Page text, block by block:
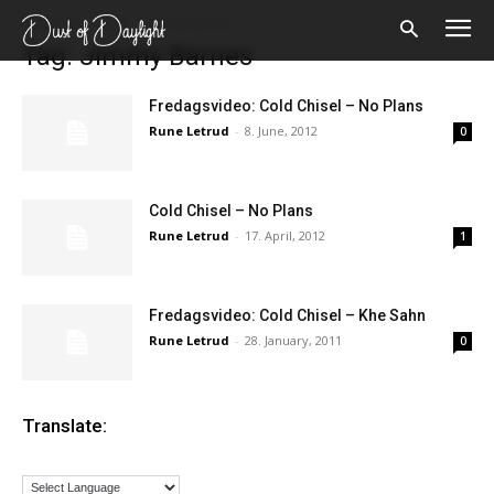
Ønsker du omtale på Dust of Daylight?
Les bloggen.
sjekk om din musikk ligger i noen av kategoriene vi fokuserer
Forsiden Tags Jimmy Barnes
Tag: Jimmy Barnes
Fredagsvideo: Cold Chisel – No Plans
Rune Letrud - 8. June, 2012 0
Cold Chisel – No Plans
Rune Letrud - 17. April, 2012 1
Fredagsvideo: Cold Chisel – Khe Sahn
Rune Letrud - 28. January, 2011 0
Translate: